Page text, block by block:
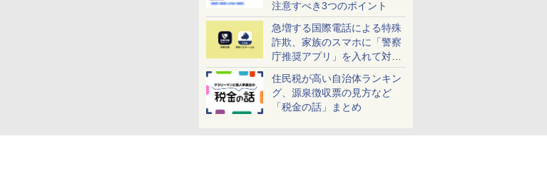
注意すべき3つのポイント
急増する国際電話による特殊
詐欺、家族のスマホに「警察
庁推奨アプリ」を入れて対策
しよう！
住民税が高い自治体ランキン
グ、源泉徴収票の見方など
「税金の話」まとめ